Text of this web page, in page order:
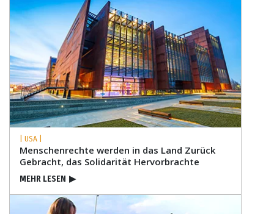
| USA |
Menschenrechte werden in das Land Zurück
Gebracht, das Solidarität Hervorbrachte
MEHR LESEN ▶